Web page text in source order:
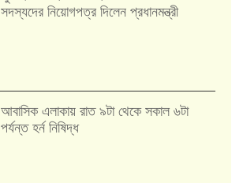
সদস্যদের নিয়োগপত্র দিলেন প্রধানমন্ত্রী
আবাসিক এলাকায় রাত ৯টা থেকে সকাল ৬টা
পর্যন্ত হর্ন নিষিদ্ধ